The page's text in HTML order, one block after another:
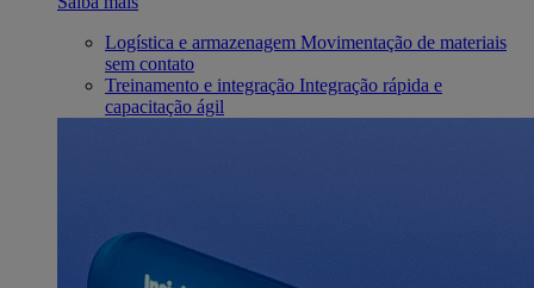
Logística e armazenagem Movimentação de materiais
sem contato
Treinamento e integração Integração rápida e
capacitação ágil